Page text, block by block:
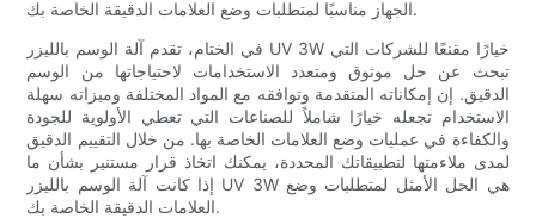
الجهاز مناسبًا لمتطلبات وضع العلامات الدقيقة الخاصة بك.
في الختام، تقدم آلة الوسم بالليزر UV 3W خيارًا مقنعًا للشركات التي
تبحث عن حل موثوق ومتعدد الاستخدامات لاحتياجاتها من الوسم
الدقيق. إن إمكاناته المتقدمة وتوافقه مع المواد المختلفة وميزاته سهلة
الاستخدام تجعله خيارًا شاملاً للصناعات التي تعطي الأولوية للجودة
والكفاءة في عمليات وضع العلامات الخاصة بها. من خلال التقييم الدقيق
لمدى ملاءمتها لتطبيقاتك المحددة، يمكنك اتخاذ قرار مستنير بشأن ما
إذا كانت آلة الوسم بالليزر UV 3W هي الحل الأمثل لمتطلبات وضع
العلامات الدقيقة الخاصة بك.